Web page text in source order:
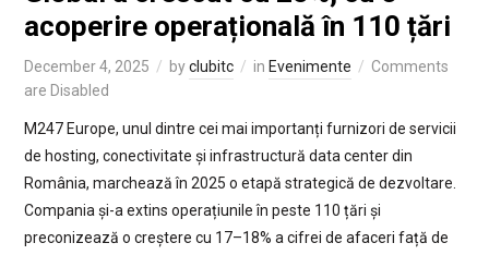
acoperire operațională în 110 țări
December 4, 2025 byclubitc in Evenimente
Comments
are Disabled
M247 Europe, unul dintre cei mai importanți furnizori de servicii
de hosting, conectivitate și infrastructură data center din
România, marchează în 2025 o etapă strategică de dezvoltare.
Compania și-a extins operațiunile în peste 110 țări și
preconizează o creștere cu 17–18% a cifrei de afaceri față de